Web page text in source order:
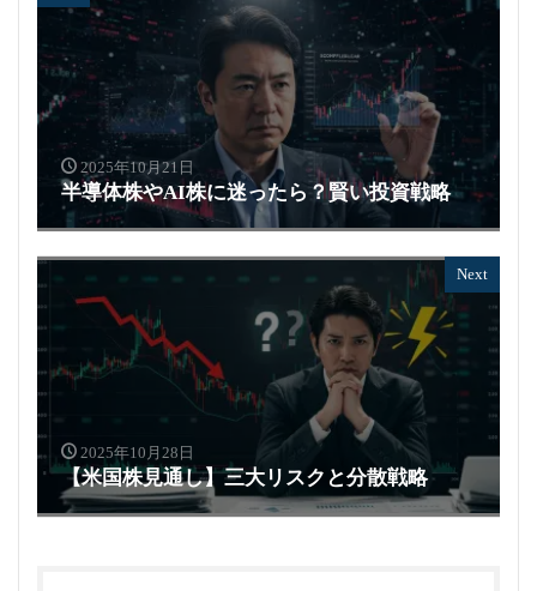
2025年10月21日
半導体株やAI株に迷ったら？賢い投資戦略
Next
2025年10月28日
【米国株見通し】三大リスクと分散戦略